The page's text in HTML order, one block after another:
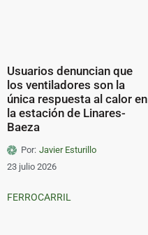
Usuarios denuncian que
los ventiladores son la
única respuesta al calor en
la estación de Linares-
Baeza
Por: Javier Esturillo
23 julio 2026
FERROCARRIL